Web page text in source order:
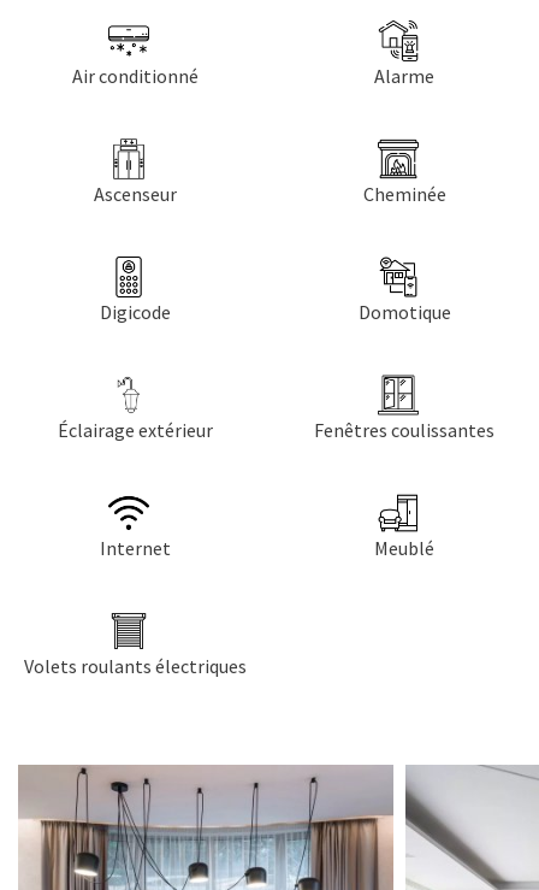
Air conditionné Alarme
Ascenseur Cheminée
Digicode Domotique
Éclairage extérieur Fenêtres coulissantes
Internet Meublé
Volets roulants électriques